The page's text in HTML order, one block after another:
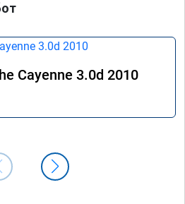
Cayenne 3.0d 2010